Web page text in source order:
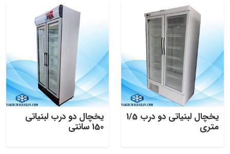
یخچال لبنیاتی دو درب 1/5
متری
یخچال دو درب لبنیاتی
150 سانتی